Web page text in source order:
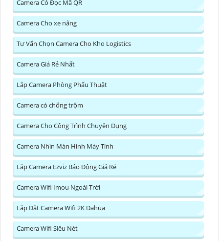
Camera Có Đọc Mã QR
Camera Cho xe nâng
Tư Vấn Chọn Camera Cho Kho Logistics
Camera Giá Rẻ Nhất
Lắp Camera Phòng Phẩu Thuật
Camera có chống trộm
Camera Cho Công Trình Chuyên Dụng
Camera Nhìn Màn Hình Máy Tính
Lắp Camera Ezviz Báo Động Giá Rẻ
Camera Wifi Imou Ngoài Trời
Lắp Đặt Camera Wifi 2K Dahua
Camera Wifi Siêu Nét